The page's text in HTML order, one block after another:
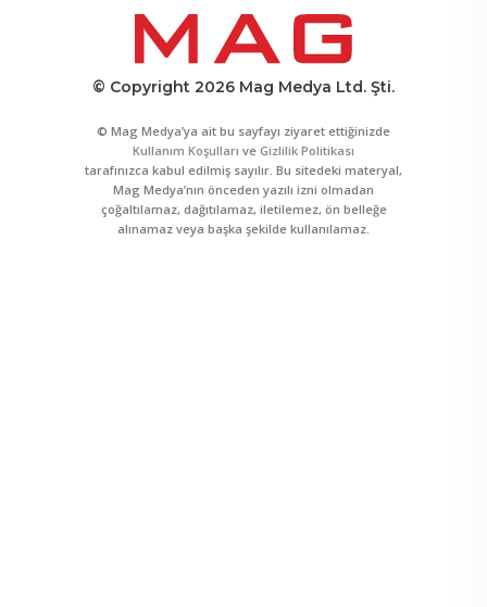
© Copyright 2026 Mag Medya Ltd. Şti.
© Mag Medya’ya ait bu sayfayı ziyaret ettiğinizde
Kullanım Koşulları ve Gizlilik Politikası
tarafınızca kabul edilmiş sayılır. Bu sitedeki materyal,
Mag Medya’nın önceden yazılı izni olmadan
çoğaltılamaz, dağıtılamaz, iletilemez, ön belleğe
alınamaz veya başka şekilde kullanılamaz.